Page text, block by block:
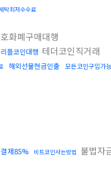
탁최저수수료
화폐구매대행
리플코인대행 테더코인직거래
해외선물현금인출 모든코인구입가능
제85% 비트코인사는방법 불법자